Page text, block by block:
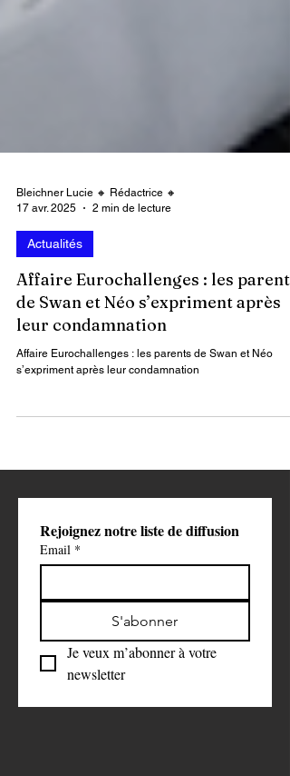
Bleichner Lucie 🔸 Rédactrice 🔸
17 avr. 2025
Actualités
Affaire Eurochallenges : les parents
leur condamnation
Rejoignez notre liste de diffusion
S'abonner
newsletter